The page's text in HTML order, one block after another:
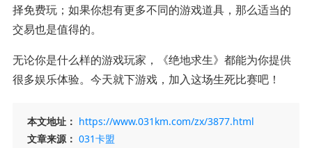
择免费玩；如果你想有更多不同的游戏道具，那么适当的
交易也是值得的。
无论你是什么样的游戏玩家，《绝地求生》都能为你提供
很多娱乐体验。今天就下游戏，加入这场生死比赛吧！
本文地址： https://www.031km.com/zx/3877.html
文章来源： 031卡盟